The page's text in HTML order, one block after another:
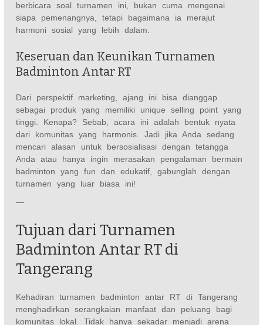
berbicara soal turnamen ini, bukan cuma mengenai
siapa pemenangnya, tetapi bagaimana ia merajut
harmoni sosial yang lebih dalam.
Keseruan dan Keunikan Turnamen
Badminton Antar RT
Dari perspektif marketing, ajang ini bisa dianggap
sebagai produk yang memiliki unique selling point yang
tinggi. Kenapa? Sebab, acara ini adalah bentuk nyata
dari komunitas yang harmonis. Jadi jika Anda sedang
mencari alasan untuk bersosialisasi dengan tetangga
Anda atau hanya ingin merasakan pengalaman bermain
badminton yang fun dan edukatif, gabunglah dengan
turnamen yang luar biasa ini!
—
Tujuan dari Turnamen
Badminton Antar RT di
Tangerang
Kehadiran turnamen badminton antar RT di Tangerang
menghadirkan serangkaian manfaat dan peluang bagi
komunitas lokal. Tidak hanya sekadar menjadi arena